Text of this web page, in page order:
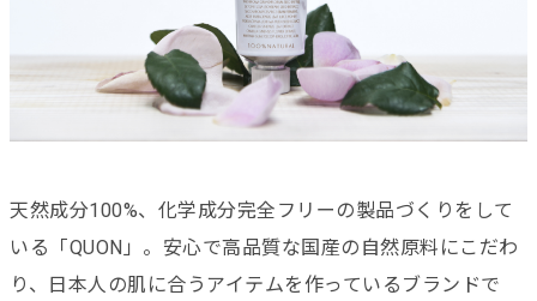
天然成分100%、化学成分完全フリーの製品づくりをして
いる「QUON」。安心で高品質な国産の自然原料にこだわ
り、日本人の肌に合うアイテムを作っているブランドで